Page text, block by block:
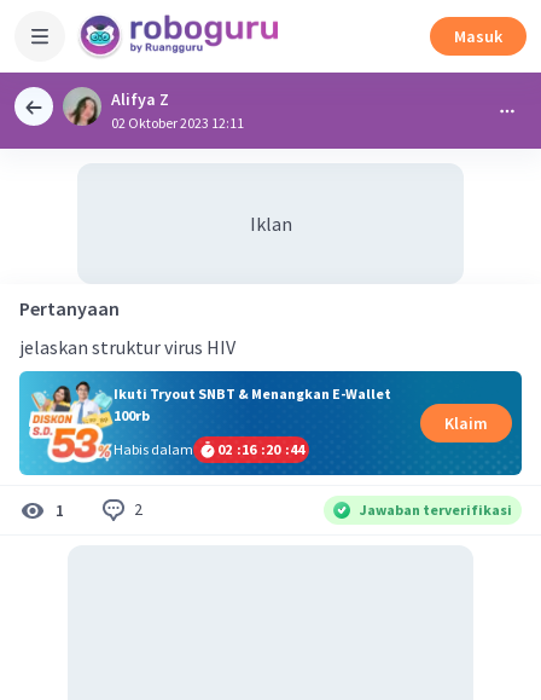
Masuk
Alifya Z
02 Oktober 2023 12:11
Iklan
Pertanyaan
jelaskan struktur virus HIV
Ikuti Tryout SNBT & Menangkan E-Wallet
100rb
Habis dalam
02 :16 :20 :43
Klaim
1 2 Jawaban terverifikasi